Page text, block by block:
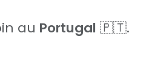
au Portugal 🇵🇹.